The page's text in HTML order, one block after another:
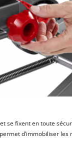
se fixent en toute
d’immobiliser